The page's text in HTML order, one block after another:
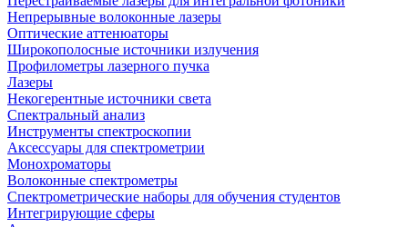
Непрерывные волоконные лазеры
Оптические аттенюаторы
Широкополосные источники излучения
Профилометры лазерного пучка
Лазеры
Некогерентные источники света
Спектральный анализ
Инструменты спектроскопии
Аксессуары для спектрометрии
Монохроматоры
Волоконные спектрометры
Спектрометрические наборы для обучения студентов
Интегрирующие сферы